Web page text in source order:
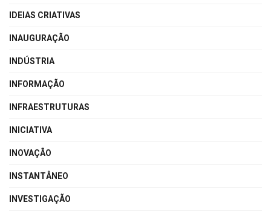
IDEIAS CRIATIVAS
INAUGURAÇÃO
INDÚSTRIA
INFORMAÇÃO
INFRAESTRUTURAS
INICIATIVA
INOVAÇÃO
INSTANTÂNEO
INVESTIGAÇÃO